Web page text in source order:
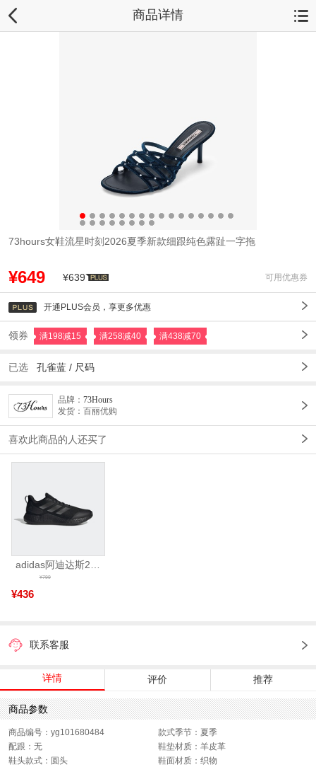
商品详情
73hours女鞋流星时刻2026夏季新款细跟纯色露趾一字拖
¥649 ¥639 可用优惠券
开通PLUS会员，享更多优惠
领券 满198减15 满258减40 满438减70
已选 孔雀蓝 / 尺码
品牌： 73Hours
发货：百丽优购
喜欢此商品的人还买了
¥436
¥799
联系客服
详情 评价 推荐
商品参数
商品编号：yg101680484
款式季节：夏季
配跟：无
鞋垫材质：羊皮革
鞋头款式：圆头
鞋面材质：织物